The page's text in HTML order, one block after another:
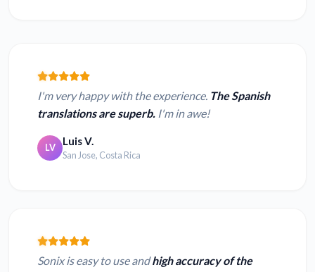
I'm very happy with the experience. The Spanish
translations are superb. I'm in awe!
LV Luis V.
San Jose, Costa Rica
Sonix is easy to use andhigh accuracy of the